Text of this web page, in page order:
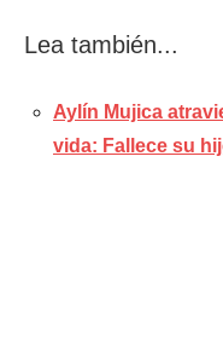
Lea también...
Aylín Mujica
vida: Fallece su